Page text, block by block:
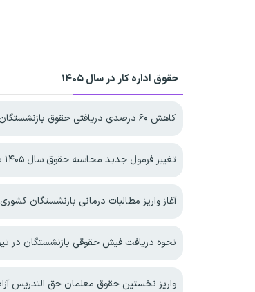
حقوق اداره کار در سال ۱۴۰۵
کاهش ۶۰ درصدی دریافتی حقوق بازنشستگان دولت
تغییر فرمول جدید محاسبه حقوق سال ۱۴۰۵ بازنشستگی
آغاز واریز مطالبات درمانی بازنشستگان کشوری و
نحوه دریافت فیش حقوقی بازنشستگان در تیرماه
واریز نخستین حقوق معلمان حق التدریس آزاد